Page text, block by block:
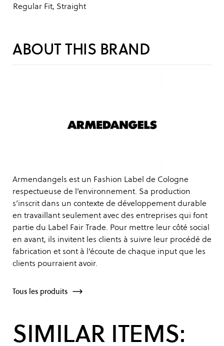
Regular Fit, Straight
ABOUT THIS BRAND
Armendangels est un Fashion Label de Cologne
respectueuse de l’environnement. Sa production
s’inscrit dans un contexte de développement durable
en travaillant seulement avec des entreprises qui font
partie du Label Fair Trade. Pour mettre leur côté social
en avant, ils invitent les clients à suivre leur procédé de
fabrication et sont à l’écoute de chaque input que les
clients pourraient avoir.
Tous les produits
SIMILAR ITEMS: